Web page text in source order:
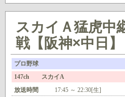
スカイＡ猛虎中
戦【阪神×中日】
プロ野球
147ch スカイA
放送時間
17:45 ～ 22:30[生]